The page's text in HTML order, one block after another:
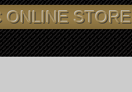
ONLINE STORE